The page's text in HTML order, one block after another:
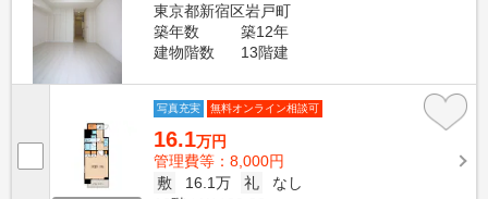
東京都新宿区岩戸町
築年数
築12年
建物階数
13階建
写真充実 無料オンライン相談可
16.1万円
管理費等：8,000円
敷
16.1万 礼
なし